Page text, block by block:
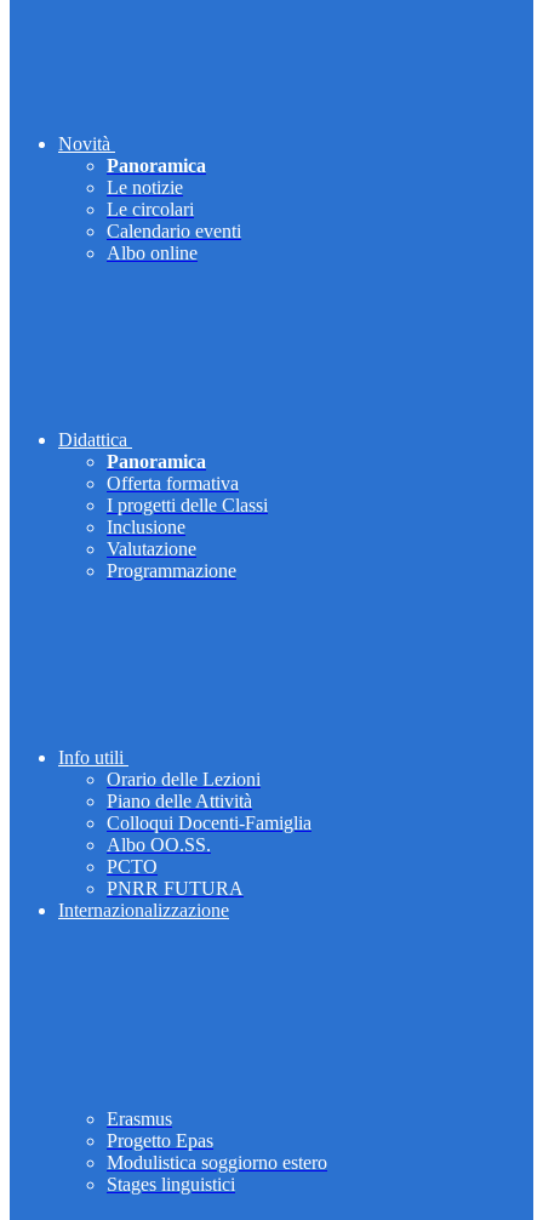
Novità
Panoramica
Le notizie
Le circolari
Calendario eventi
Albo online
Didattica
Panoramica
Offerta formativa
I progetti delle Classi
Inclusione
Valutazione
Programmazione
Info utili
Orario delle Lezioni
Piano delle Attività
Colloqui Docenti-Famiglia
Albo OO.SS.
PCTO
PNRR FUTURA
Internazionalizzazione
Erasmus
Progetto Epas
Modulistica soggiorno estero
Stages linguistici